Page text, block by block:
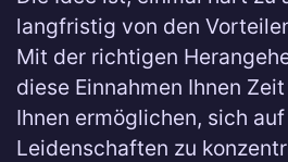
langfristig von den
Mit der richtigen
diese Einnahmen Ihnen
Ihnen ermöglichen, sich
Leidenschaften zu